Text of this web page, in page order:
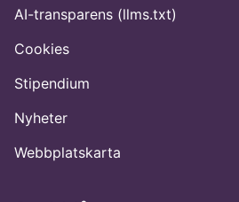
AI-transparens (llms.txt)
Cookies
Stipendium
Nyheter
Webbplatskarta